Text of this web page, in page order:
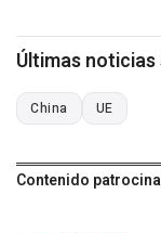
Últimas
China UE
Contenido